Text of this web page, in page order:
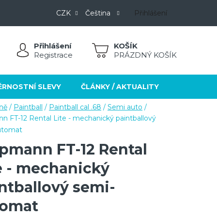
CZK Čeština Přihlášení
Přihlášení
Registrace
NÁKUPNÍPRÁZDNÝ KOŠÍK
SLEVY ČLÁNKY / AKTUALITY
/ Paintball / Paintball cal .68 / Semi auto /
FT-12 Rental Lite - mechanický paintballový
FT-12 Rental
- mechanický
semi-